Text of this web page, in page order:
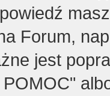
Forum,
jest